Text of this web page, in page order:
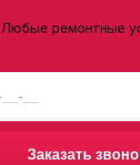
Любые ремонтные
Заказать